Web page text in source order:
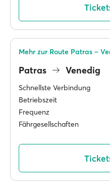
Patras Venedig
Schnellste Verbindung
Betriebszeit
Frequenz
Fährgesellschaften
Mehr zur Route Patras –